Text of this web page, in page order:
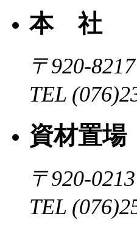
本 社
〒920-8217
TEL
資材置場
〒920-0213
TEL